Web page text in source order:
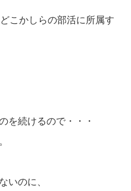
こかしらの部活に所属す
を続けるので・・・
いのに、